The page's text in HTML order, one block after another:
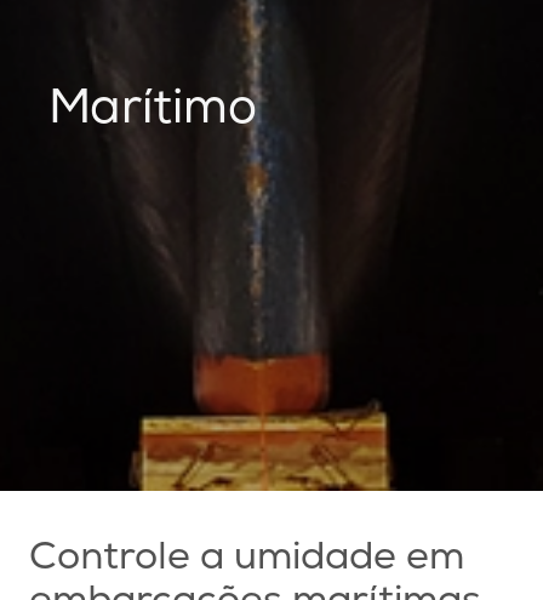
Marítimo
Controle a umidade em